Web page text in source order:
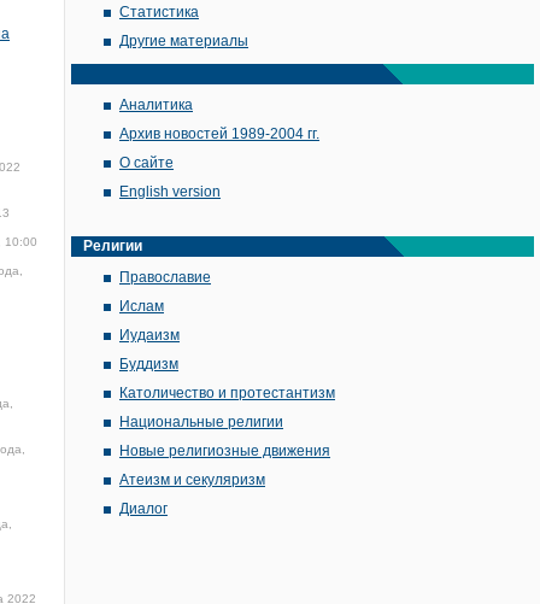
10:00
2022
Статистика
Другие материалы
Аналитика
Архив новостей 1989-2004 гг.
О сайте
English version
Религии
Православие
Ислам
Иудаизм
Буддизм
Католичество и протестантизм
Национальные религии
Новые религиозные движения
Атеизм и секуляризм
Диалог